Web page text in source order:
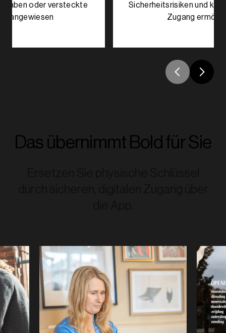
oder versteckte
angewiesen
Sicherheitsrisiken und
Zugang
Das übernimmt Bold für Sie